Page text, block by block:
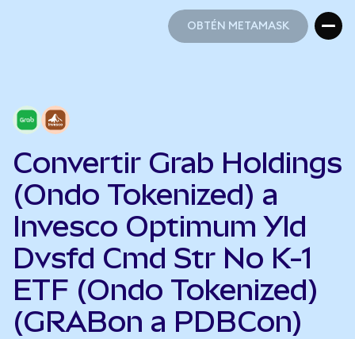
OBTÉN METAMASK
Convertir Grab Holdings
(Ondo Tokenized) a
Invesco Optimum Yld
Dvsfd Cmd Str No K-1
ETF (Ondo Tokenized)
(GRABon a PDBCon)